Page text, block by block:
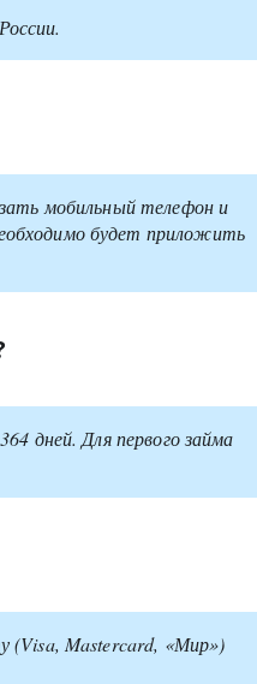
мобильный телефон и
будет приложить
дней. Для первого займа
(Visa, Mastercard, «Мир»)